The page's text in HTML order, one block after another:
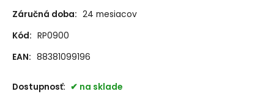
Záručná doba: 24 mesiacov
Kód: RP0900
EAN: 88381099196
Dostupnosť: na sklade